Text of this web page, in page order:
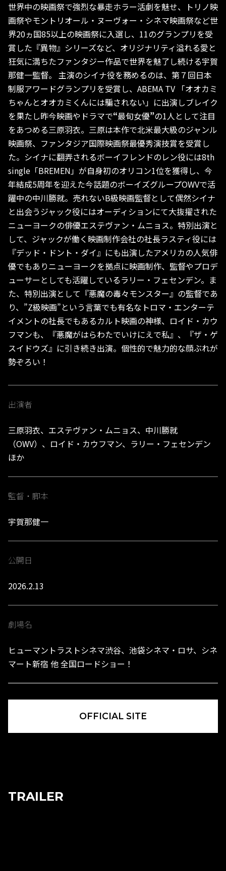
世界中の映画祭で強烈な暴走ホラー活劇を魅せ、トリノ映
画祭やモントリオール・ヌーヴォー・シネマ映画祭など世
界20ヵ国85以上の映画祭に入選し、11のグランプリを受
賞した『異物』シリーズなど、オリジナリティ溢れる愛と
狂気に満ちたファンタジー作品で世界を魅了し続ける宇賀
那健一監督。 主演のシイナ役を務めるのは、第７回日本
制服アワードグランプリを受賞し、ABEMA TV 「オオカミ
ちゃんとオオカミくんには騙されない」に出演しブレイク
を果たし昨今映画やドラマで“最旬女優”の1人として注目
をあつめる三原羽衣。三原は本作で北米最大級のジャンル
映画祭、ファンタジア国際映画祭最優秀演技賞を受賞し
た。シイナに翻弄されるボーイフレンドのレン役には8th
single「BREMEN」が自身初のオリコン1位を獲得し、今
年結成5周年を迎えた今話題のボーイズグループOWVで活
躍中の中川勝就。売れないB級映画監督として偶然シイナ
と出会うジャック役にはオーディションにて大抜擢された
ニューヨークの俳優エステヴァン・ムニョス。特別出演と
して、ジャックが働く映画制作会社の社長ラスティ役には
『デッド・ドント・ダイ』にも出演したアメリカの人気俳
優でもありニューヨークを拠点に映画制作、監督やプロデ
ューサーとしても活躍しているラリー・フェセンデン。ま
た、特別出演として『悪魔の毒々モンスター』の監督であ
り、”Z級映画”という言葉でも有名なトロマ・エンターテ
イメントの社長でもあるカルト映画の神様、ロイド・カウ
フマンも、『悪魔がはらわたでいけにえで私』、『ザ・ゲ
スイドウズ』に引き続き出演。個性的で魅力的な顔ぶれが
勢ぞろい！
出演者
三原羽衣、エステヴァン・ムニョス、中川勝就
（OWV）、ロイド・カウフマン、ラリー・フェセンデン
ほか
監督・脚本
宇賀那健一
公開日
2026.2.13
劇場名
ヒューマントラストシネマ渋谷、池袋シネマ・ロサ、シネ
マート新宿 他 全国ロードショー！
OFFICIAL SITE
TRAILER